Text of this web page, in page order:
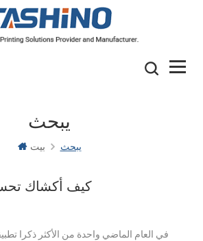
يبحث
بيت يبحث
كيف أكشاك
في العام الماضي واحدة من الأكثر ذكرا